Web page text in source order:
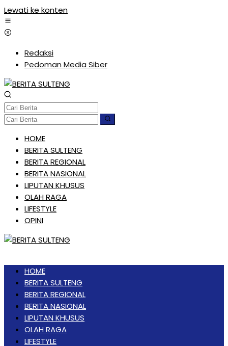
Lewati ke konten
Redaksi
Pedoman Media Siber
HOME
BERITA SULTENG
BERITA REGIONAL
BERITA NASIONAL
LIPUTAN KHUSUS
OLAH RAGA
LIFESTYLE
OPINI
HOME
BERITA SULTENG
BERITA REGIONAL
BERITA NASIONAL
LIPUTAN KHUSUS
OLAH RAGA
LIFESTYLE